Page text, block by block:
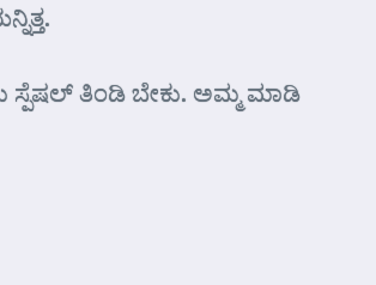
ಸ್ಪೆಷಲ್ ತಿಂಡಿ ಬೇಕು. ಅಮ್ಮ ಮಾಡಿ